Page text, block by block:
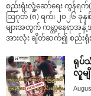
စည်းရုံးလှုံ့ဆော်ရေး ကွန်ရက်
ဩဂုတ် (၈) ရက်၊ ၂၀၂၆ ခု
များအတွက် ကမ္ဘာ့နေရာအ
အားလုံး ချိတ်ဆက်၍ စည်းရုံး
ရုပ်
လူမျို